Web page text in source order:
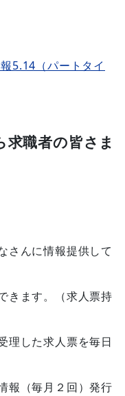
5.14（パートタイ
職者の皆さま
さんに情報提供して
ます。（求人票持
した求人票を毎日
（毎月２回）発行